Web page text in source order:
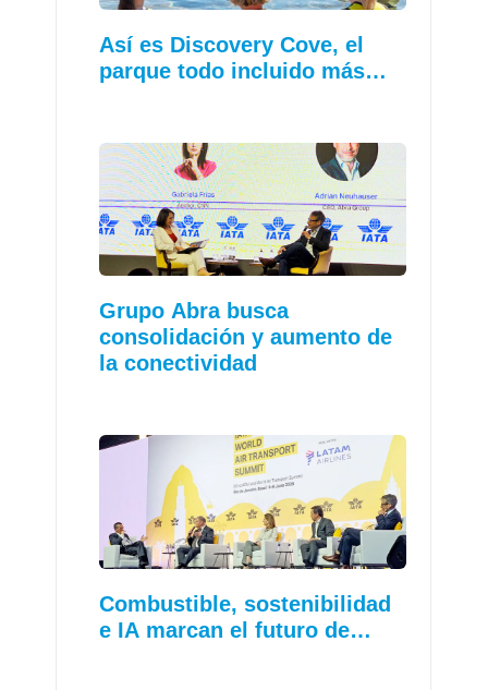
Así es Discovery Cove, el
parque todo incluido más…
Grupo Abra busca
consolidación y aumento de
la conectividad
Combustible, sostenibilidad
e IA marcan el futuro de…